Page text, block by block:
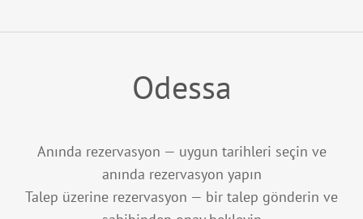
Odessa
Anında rezervasyon — uygun tarihleri seçin ve
anında rezervasyon yapın
Talep üzerine rezervasyon — bir talep gönderin ve